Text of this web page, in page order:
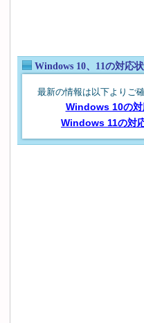
Windows 10、11の対応
最新の情報は以下よりご
Windows 10の対
Windows 11の対